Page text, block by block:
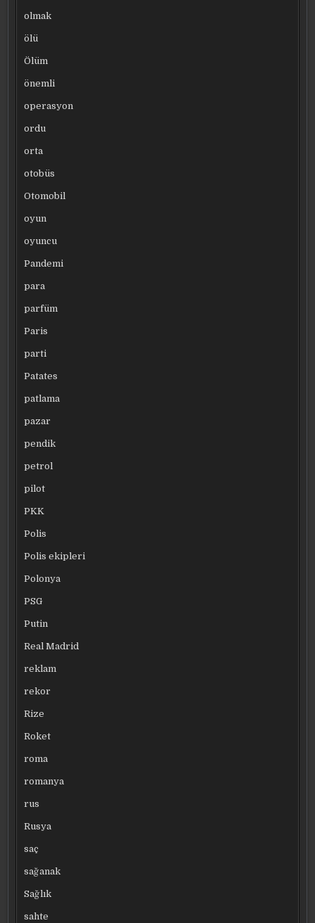
olmak
ölü
Ölüm
önemli
operasyon
ordu
orta
otobüs
Otomobil
oyun
oyuncu
Pandemi
para
parfüm
Paris
parti
Patates
patlama
pazar
pendik
petrol
pilot
PKK
Polis
Polis ekipleri
Polonya
PSG
Putin
Real Madrid
reklam
rekor
Rize
Roket
roma
romanya
rus
Rusya
saç
sağanak
Sağlık
sahte